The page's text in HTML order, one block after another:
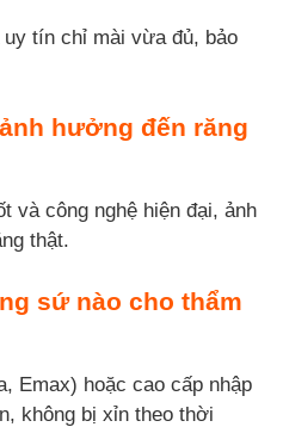
tín chỉ mài vừa đủ, bảo
hưởng đến răng
và công nghệ hiện đại, ảnh
thật.
sứ nào cho thẩm
Emax) hoặc cao cấp nhập
không bị xỉn theo thời